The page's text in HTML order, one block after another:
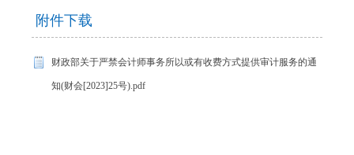
附件下载
财政部关于严禁会计师事务所以或有收费方式提供审计服务的通
知(财会[2023]25号).pdf